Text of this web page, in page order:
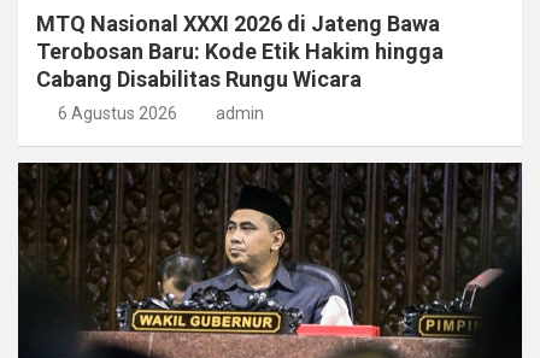
MTQ Nasional XXXI 2026 di Jateng Bawa
Terobosan Baru: Kode Etik Hakim hingga
Cabang Disabilitas Rungu Wicara
6 Agustus 2026 admin